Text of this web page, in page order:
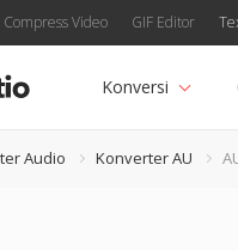
Compress Video GIF Editor
Konversi
Audio Konverter AU